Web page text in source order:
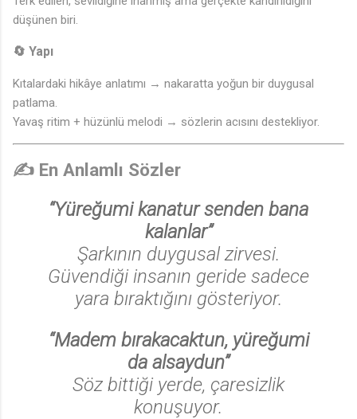
düşünen biri.
🔄 Yapı
Kıtalardaki hikâye anlatımı → nakaratta yoğun bir duygusal
patlama.
Yavaş ritim + hüzünlü melodi → sözlerin acısını destekliyor.
✍️ En Anlamlı Sözler
“Yüreğumi kanatur senden bana
kalanlar”
Şarkının duygusal zirvesi.
Güvendiği insanın geride sadece
yara bıraktığını gösteriyor.
“Madem bırakacaktun, yüreğumi
da alsaydun”
Söz bittiği yerde, çaresizlik
konuşuyor.
🎶